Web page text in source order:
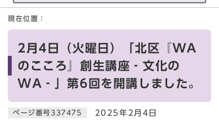
ここから本文です
現在位置：
2月4日（火曜日）「北区『WA
のこころ』創生講座‐文化の
WA‐」第6回を開講しました。
ページ番号337475 2025年2月4日